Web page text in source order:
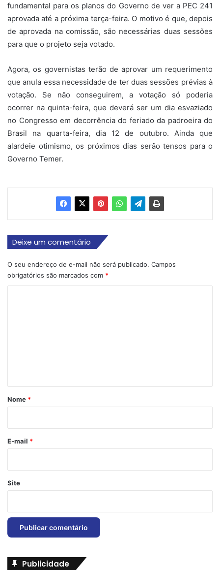
fundamental para os planos do Governo de ver a PEC 241
aprovada até a próxima terça-feira. O motivo é que, depois
de aprovada na comissão, são necessárias duas sessões
para que o projeto seja votado.
Agora, os governistas terão de aprovar um requerimento
que anula essa necessidade de ter duas sessões prévias à
votação. Se não conseguirem, a votação só poderia
ocorrer na quinta-feira, que deverá ser um dia esvaziado
no Congresso em decorrência do feriado da padroeira do
Brasil na quarta-feira, dia 12 de outubro. Ainda que
alardeie otimismo, os próximos dias serão tensos para o
Governo Temer.
Deixe um comentário
O seu endereço de e-mail não será publicado. Campos
obrigatórios são marcados com *
r
*
Nome *
E-mail *
Site
Publicidade